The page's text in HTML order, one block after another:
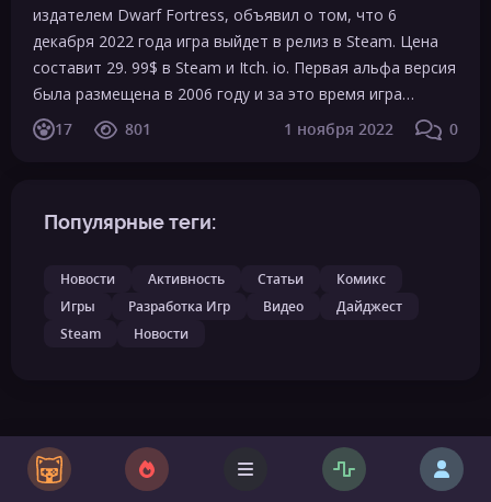
Популярные теги:
Новости Активность Статьи
Комикс
Игры
Разработка Игр Видео
Дайджест
Steam
Новости
издателем Dwarf Fortress, объявил о том, что 6
декабря 2022 года игра выйдет в релиз в Steam. Цена
составит 29. 99$ в Steam и Itch. io. Первая альфа версия
была размещена в 2006 году и за это время игра…
17
801 1 ноября 2022 0